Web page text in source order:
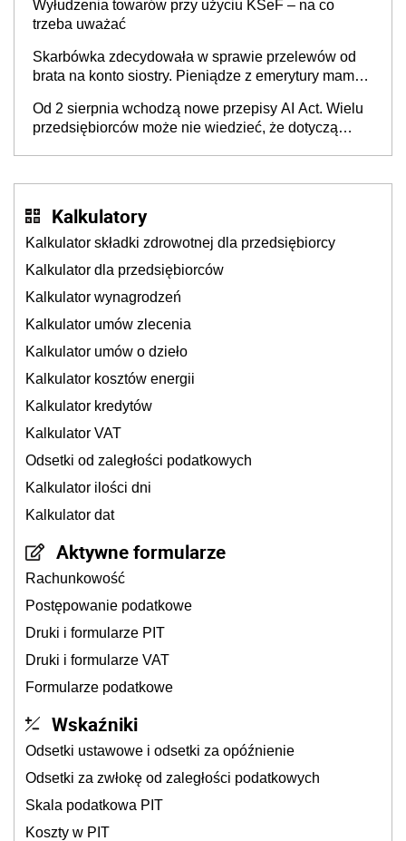
Wyłudzenia towarów przy użyciu KSeF – na co
trzeba uważać
Skarbówka zdecydowała w sprawie przelewów od
brata na konto siostry. Pieniądze z emerytury mamy
będzie
Od 2 sierpnia wchodzą nowe przepisy AI Act. Wielu
przedsiębiorców może nie wiedzieć, że dotyczą
Kalkulatory
Kalkulator składki zdrowotnej dla przedsiębiorcy
Kalkulator dla przedsiębiorców
Kalkulator wynagrodzeń
Kalkulator umów zlecenia
Kalkulator umów o dzieło
Kalkulator kosztów energii
Kalkulator kredytów
Kalkulator VAT
Odsetki od zaległości podatkowych
Kalkulator ilości dni
Kalkulator dat
Aktywne formularze
Rachunkowość
Postępowanie podatkowe
Druki i formularze PIT
Druki i formularze VAT
Formularze podatkowe
Wskaźniki
Odsetki ustawowe i odsetki za opóźnienie
Odsetki za zwłokę od zaległości podatkowych
Skala podatkowa PIT
Koszty w PIT